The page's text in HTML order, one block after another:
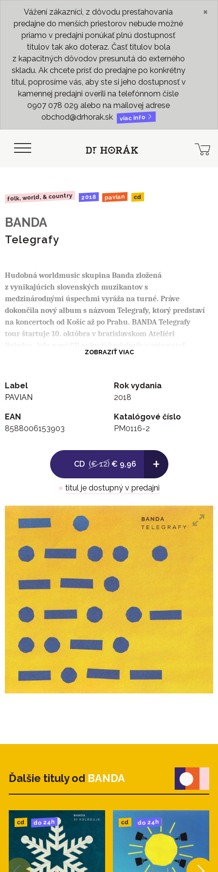
Vážení zákazníci, z dôvodu presťahovania
predajne do menších priestorov nebude možné
priamo v predajni ponúkať plnú dostupnosť
titulov tak ako doteraz. Časť titulov bola
z kapacitných dôvodov presunutá do externého
skladu. Ak chcete prísť do predajne po konkrétny
titul, poprosíme vás, aby ste si jeho dostupnosť v
kamennej predajni overili na telefónnom čísle
0907 078 029 alebo na mailovej adrese
obchod@drhorak.sk
viac info
×
folk, world, & country 2018 pavian cd
BANDA
Telegrafy
Hudobná worldmusic skupina Banda zložená
z vynikajúcich slovenských muzikantov s
medzinárodnými úspechmi vyráža na turné. Práve
dokončila nový album s názvom Telegrafy, ktorý predstaví
na koncertoch od Košíc až po Prahu. BANDATelegrafy
tour štartuje 10. októbra v bratislavskom Ateliéri
poklad, ktorým sa Slovensko môže prezentovať vo svete.
Tým sa riadi skupina Banda na treťom štúdiovom albume
skupiny Banda s názvom „Telegrafy“. Album vznikal
postupne počas štyroch rokov koncertovania a hudobníci
ho nahrávali dlhé dva roky v Trnave. Inšpirovali sa
žánrami a vypočuli si stovky ľudových piesní na starých
archívnych nahrávkach.
„Dôležité je, aby pesničky boli hudobne a textovo
odrhovačkám. Zároveň chceme, aby aj po stáročiach mali
čo povedať súčasnému publiku,“ hovorí o novom albume
Dlho očakávaný tretí štúdiový album „Telegrafy“ vydáva
Pavian Records. Na albume hrajú a spievajú Samo
Smetana, spev, husle, mandolína, Eva Brunovská, spev,
klávesy, Alžbeta Lukáčová, spev, cimbal, Ivan Hanula,
spev, viola, Peter Obuch, spev, kontrabas a Igor Ajdži
Sabo, spev, bicie. Na novom opuse Bandy sa je dvanásť
autorských aranžmánov málo známych ľudových piesní.
Sú to hlavne slovenské, ale aj rusínske a rómske piesne.
Skladby vychádzajú z hlbokého poznania slovenských
hudobných tradícií. Je to nová hudba, svieža
a komunikatívna.
6.Suníčko 7:14
7.Telegrafy 5:05
8.Hádanočka 4:04
9.Tu som 5:21
ZOBRAZIŤ VIAC
Label
PAVIAN
Rok vydania
2018
EAN
8588006153903
Katalógové číslo
PM0116-2
CD (€ 12) € 9,96 +
● titul je dostupný v predajni
Ďalšie tituly od BANDA
cd do 24h cd do 24h